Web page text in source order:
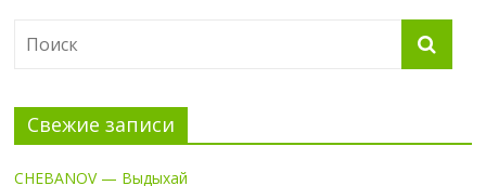
Свежие записи
CHEBANOV — Выдыхай